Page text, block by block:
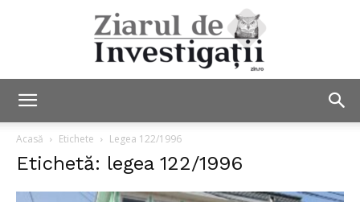
Acasă Etichete Legea 122/1996
Etichetă: legea 122/1996